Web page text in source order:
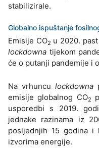
stabilizirale.
Globalno ispuštanje
Emisije CO2 u 2020.
lockdowna tijekom
će o putanji pandemije i
Na vrhuncu lockdowna
emisije globalnog CO2
usporedbi s 2019.
jednake razinama iz
posljednjih 15 godina i
izvorima energije.